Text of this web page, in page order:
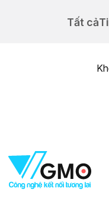
Tất cả